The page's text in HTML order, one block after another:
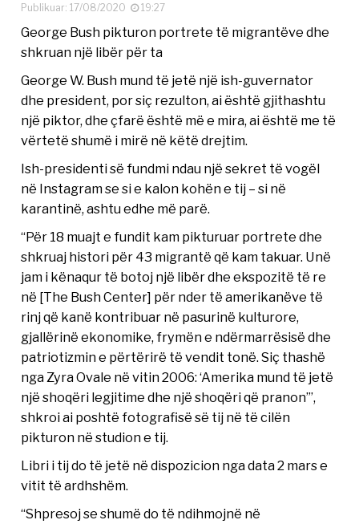
Publikuar: 17/08/2020
19:27
George Bush pikturon portrete të migrantëve dhe
shkruan një libër për ta
George W. Bush mund të jetë një ish-guvernator
dhe president, por siç rezulton, ai është gjithashtu
një piktor, dhe çfarë është më e mira, ai është me të
vërtetë shumë i mirë në këtë drejtim.
Ish-presidenti së fundmi ndau një sekret të vogël
në Instagram se si e kalon kohën e tij – si në
karantinë, ashtu edhe më parë.
“Për 18 muajt e fundit kam pikturuar portrete dhe
shkruaj histori për 43 migrantë që kam takuar. Unë
jam i kënaqur të botoj një libër dhe ekspozitë të re
në [The Bush Center] për nder të amerikanëve të
rinj që kanë kontribuar në pasurinë kulturore,
gjallërinë ekonomike, frymën e ndërmarrësisë dhe
patriotizmin e përtërirë të vendit tonë. Siç thashë
nga Zyra Ovale në vitin 2006: ‘Amerika mund të jetë
një shoqëri legjitime dhe një shoqëri që pranon’”,
shkroi ai poshtë fotografisë së tij në të cilën
pikturon në studion e tij.
Libri i tij do të jetë në dispozicion nga data 2 mars e
vitit të ardhshëm.
“Shpresoj se shumë do të ndihmojnë në